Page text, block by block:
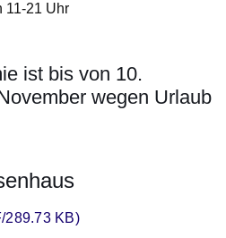
11-21 Uhr
ist bis von 10.
wegen Urlaub
289.73 KB)
Fenster